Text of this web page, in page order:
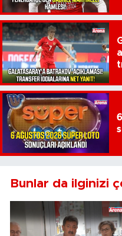
Bunlar da ilginizi